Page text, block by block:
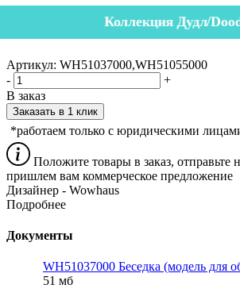
Коллекция Дудл/
Артикул: WH51037000,WH51055000
-
+
В заказ
Заказать в 1 клик
*работаем только с юридическими
Положите товары в заказ, отправьте
пришлем вам коммерческое предложение
Дизайнер - Wowhaus
Подробнее
Документы
WH51037000 Беседка (модель для
51 мб